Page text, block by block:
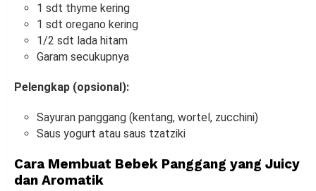
1 sdt thyme kering
1 sdt oregano kering
1/2 sdt lada hitam
Garam secukupnya
Pelengkap (opsional):
Sayuran panggang (kentang, wortel, zucchini)
Saus yogurt atau saus tzatziki
Cara Membuat Bebek Panggang yang Juicy
dan Aromatik